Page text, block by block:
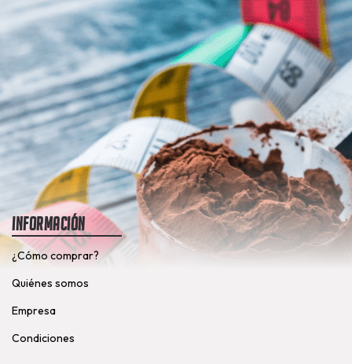
Información
¿Cómo comprar?
Quiénes somos
Empresa
Condiciones